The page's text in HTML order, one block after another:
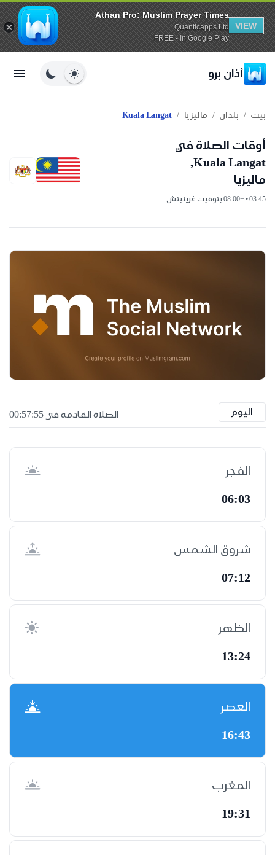
Athan Pro: Muslim Prayer Times
Quanticapps Ltd
FREE - In Google Play
VIEW
أذان برو
بيت / بلدان / ماليزيا /
Kuala Langat
أوقات الصلاة في
Kuala Langat,
ماليزيا
03:45 • +08:00 بتوقيت غرينيتش
اليوم الصلاة القادمة في 00:57:54
الفجر
06:03
شروق الشمس
07:12
الظهر
13:24
العصر
16:43
المغرب
19:31